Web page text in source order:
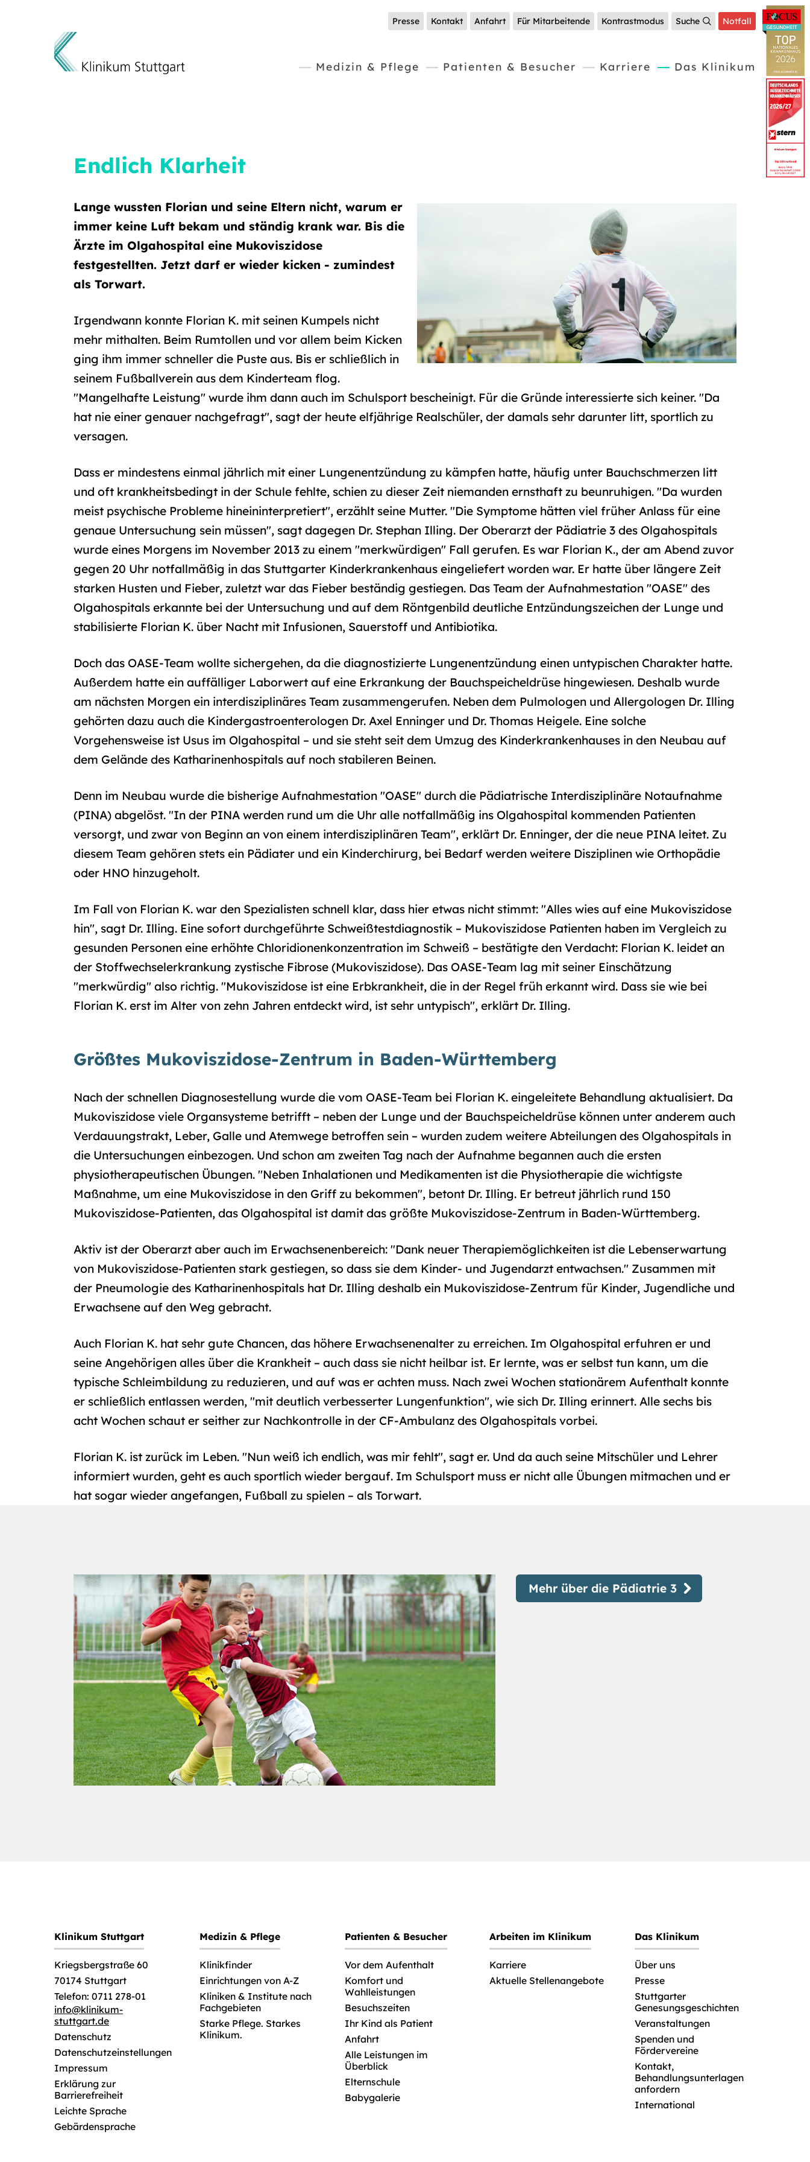
Presse Kontakt Anfahrt Für Mitarbeitende Kontrastmodus Suche Notfall
Medizin & Pflege Patienten & Besucher Karriere Das Klinikum
(current)
Endlich Klarheit
Lange wussten Florian und seine Eltern nicht, warum er
immer keine Luft bekam und ständig krank war. Bis die
Ärzte im Olgahospital eine Mukoviszidose
festgestellten. Jetzt darf er wieder kicken - zumindest
als Torwart.
Irgendwann konnte Florian K. mit seinen Kumpels nicht
mehr mithalten. Beim Rumtollen und vor allem beim Kicken
ging ihm immer schneller die Puste aus. Bis er schließlich in
seinem Fußballverein aus dem Kinderteam flog.
"Mangelhafte Leistung" wurde ihm dann auch im Schulsport bescheinigt. Für die Gründe interessierte sich keiner. "Da
hat nie einer genauer nachgefragt", sagt der heute elfjährige Realschüler, der damals sehr darunter litt, sportlich zu
versagen.
Dass er mindestens einmal jährlich mit einer Lungenentzündung zu kämpfen hatte, häufig unter Bauchschmerzen litt
und oft krankheitsbedingt in der Schule fehlte, schien zu dieser Zeit niemanden ernsthaft zu beunruhigen. "Da wurden
meist psychische Probleme hineininterpretiert", erzählt seine Mutter. "Die Symptome hätten viel früher Anlass für eine
genaue Untersuchung sein müssen", sagt dagegen Dr. Stephan Illing. Der Oberarzt der Pädiatrie 3 des Olgahospitals
wurde eines Morgens im November 2013 zu einem "merkwürdigen" Fall gerufen. Es war Florian K., der am Abend zuvor
gegen 20 Uhr notfallmäßig in das Stuttgarter Kinderkrankenhaus eingeliefert worden war. Er hatte über längere Zeit
starken Husten und Fieber, zuletzt war das Fieber beständig gestiegen. Das Team der Aufnahmestation "OASE" des
Olgahospitals erkannte bei der Untersuchung und auf dem Röntgenbild deutliche Entzündungszeichen der Lunge und
stabilisierte Florian K. über Nacht mit Infusionen, Sauerstoff und Antibiotika.
Doch das OASE-Team wollte sichergehen, da die diagnostizierte Lungenentzündung einen untypischen Charakter hatte.
Außerdem hatte ein auffälliger Laborwert auf eine Erkrankung der Bauchspeicheldrüse hingewiesen. Deshalb wurde
am nächsten Morgen ein interdisziplinäres Team zusammengerufen. Neben dem Pulmologen und Allergologen Dr. Illing
gehörten dazu auch die Kindergastroenterologen Dr. Axel Enninger und Dr. Thomas Heigele. Eine solche
Vorgehensweise ist Usus im Olgahospital – und sie steht seit dem Umzug des Kinderkrankenhauses in den Neubau auf
dem Gelände des Katharinenhospitals auf noch stabileren Beinen.
Denn im Neubau wurde die bisherige Aufnahmestation "OASE" durch die Pädiatrische Interdisziplinäre Notaufnahme
(PINA) abgelöst. "In der PINA werden rund um die Uhr alle notfallmäßig ins Olgahospital kommenden Patienten
versorgt, und zwar von Beginn an von einem interdisziplinären Team", erklärt Dr. Enninger, der die neue PINA leitet. Zu
diesem Team gehören stets ein Pädiater und ein Kinderchirurg, bei Bedarf werden weitere Disziplinen wie Orthopädie
oder HNO hinzugeholt.
Im Fall von Florian K. war den Spezialisten schnell klar, dass hier etwas nicht stimmt: "Alles wies auf eine Mukoviszidose
hin", sagt Dr. Illing. Eine sofort durchgeführte Schweißtestdiagnostik – Mukoviszidose Patienten haben im Vergleich zu
gesunden Personen eine erhöhte Chloridionenkonzentration im Schweiß – bestätigte den Verdacht: Florian K. leidet an
der Stoffwechselerkrankung zystische Fibrose (Mukoviszidose). Das OASE-Team lag mit seiner Einschätzung
"merkwürdig" also richtig. "Mukoviszidose ist eine Erbkrankheit, die in der Regel früh erkannt wird. Dass sie wie bei
Florian K. erst im Alter von zehn Jahren entdeckt wird, ist sehr untypisch", erklärt Dr. Illing.
Größtes Mukoviszidose-Zentrum in Baden-Württemberg
Nach der schnellen Diagnosestellung wurde die vom OASE-Team bei Florian K. eingeleitete Behandlung aktualisiert. Da
Mukoviszidose viele Organsysteme betrifft – neben der Lunge und der Bauchspeicheldrüse können unter anderem auch
Verdauungstrakt, Leber, Galle und Atemwege betroffen sein – wurden zudem weitere Abteilungen des Olgahospitals in
die Untersuchungen einbezogen. Und schon am zweiten Tag nach der Aufnahme begannen auch die ersten
physiotherapeutischen Übungen. "Neben Inhalationen und Medikamenten ist die Physiotherapie die wichtigste
Maßnahme, um eine Mukoviszidose in den Griff zu bekommen", betont Dr. Illing. Er betreut jährlich rund 150
Mukoviszidose-Patienten, das Olgahospital ist damit das größte Mukoviszidose-Zentrum in Baden-Württemberg.
Aktiv ist der Oberarzt aber auch im Erwachsenenbereich: "Dank neuer Therapiemöglichkeiten ist die Lebenserwartung
von Mukoviszidose-Patienten stark gestiegen, so dass sie dem Kinder- und Jugendarzt entwachsen." Zusammen mit
der Pneumologie des Katharinenhospitals hat Dr. Illing deshalb ein Mukoviszidose-Zentrum für Kinder, Jugendliche und
Erwachsene auf den Weg gebracht.
Auch Florian K. hat sehr gute Chancen, das höhere Erwachsenenalter zu erreichen. Im Olgahospital erfuhren er und
seine Angehörigen alles über die Krankheit – auch dass sie nicht heilbar ist. Er lernte, was er selbst tun kann, um die
typische Schleimbildung zu reduzieren, und auf was er achten muss. Nach zwei Wochen stationärem Aufenthalt konnte
er schließlich entlassen werden, "mit deutlich verbesserter Lungenfunktion", wie sich Dr. Illing erinnert. Alle sechs bis
acht Wochen schaut er seither zur Nachkontrolle in der CF-Ambulanz des Olgahospitals vorbei.
Florian K. ist zurück im Leben. "Nun weiß ich endlich, was mir fehlt", sagt er. Und da auch seine Mitschüler und Lehrer
informiert wurden, geht es auch sportlich wieder bergauf. Im Schulsport muss er nicht alle Übungen mitmachen und er
hat sogar wieder angefangen, Fußball zu spielen – als Torwart.
Mehr über die Pädiatrie 3
Klinikum Stuttgart
Kriegsbergstraße 60
70174 Stuttgart
Telefon: 0711 278-01
info@klinikum-
stuttgart.de
Datenschutz
Datenschutzeinstellungen
Impressum
Erklärung zur
Barrierefreiheit
Leichte Sprache
Gebärdensprache
Medizin & Pflege
Klinikfinder
Einrichtungen von A-Z
Kliniken & Institute nach
Fachgebieten
Starke Pflege. Starkes
Klinikum.
Patienten & Besucher
Vor dem Aufenthalt
Komfort und
Wahlleistungen
Besuchszeiten
Ihr Kind als Patient
Anfahrt
Alle Leistungen im
Überblick
Elternschule
Babygalerie
Arbeiten im Klinikum
Karriere
Aktuelle Stellenangebote
Das Klinikum
Über uns
Presse
Stuttgarter
Genesungsgeschichten
Veranstaltungen
Spenden und
Fördervereine
Kontakt,
Behandlungsunterlagen
anfordern
International